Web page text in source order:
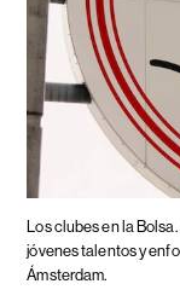
Los clubes en la Bolsa.
jóvenes talentos y
Ámsterdam.